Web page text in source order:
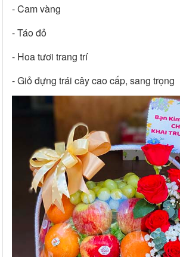
- Cam vàng
- Táo đỏ
- Hoa tươi trang trí
- Giỏ đựng trái cây cao cấp, sang trọng